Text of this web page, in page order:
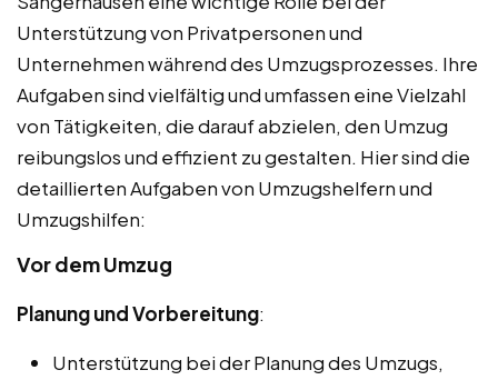
Unterstützung von Privatpersonen und
Unternehmen während des Umzugsprozesses. Ihre
Aufgaben sind vielfältig und umfassen eine Vielzahl
von Tätigkeiten, die darauf abzielen, den Umzug
reibungslos und effizient zu gestalten. Hier sind die
detaillierten Aufgaben von Umzugshelfern und
Umzugshilfen:
Vor dem Umzug
Planung und Vorbereitung:
Unterstützung bei der Planung des Umzugs,